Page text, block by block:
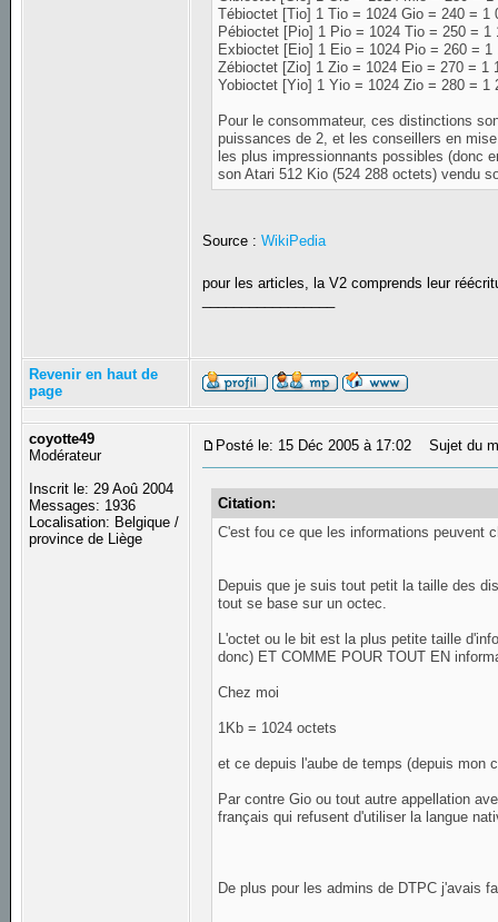
Tébioctet [Tio] 1 Tio = 1024 Gio = 240 = 1
Pébioctet [Pio] 1 Pio = 1024 Tio = 250 = 1
Exbioctet [Eio] 1 Eio = 1024 Pio = 260 =
Zébioctet [Zio] 1 Zio = 1024 Eio = 270 = 1
Yobioctet [Yio] 1 Yio = 1024 Zio = 280 = 1
Pour le consommateur, ces distinctions
puissances de 2, et les conseillers en
les plus impressionnants possibles (donc
son Atari 512 Kio (524 288 octets) vendu
Source :WikiPedia
pour les articles, la V2 comprends leur
Revenir en haut de
page
coyotte49
Modérateur
Inscrit le: 29 Aoû 2004
Messages: 1936
Localisation: Belgique /
province de Liège
Posté le: 15 Déc 2005 à 17:02 Sujet du
Citation:
C'est fou ce que les informations peuvent
Depuis que je suis tout petit la taille des
tout se base sur un octec.
L'octet ou le bit est la plus petite taille
donc) ET COMME POUR TOUT EN
Chez moi
1Kb = 1024 octets
et ce depuis l'aube de temps (depuis mon
Par contre Gio ou tout autre appellation
français qui refusent d'utiliser la langue
De plus pour les admins de DTPC j'avais